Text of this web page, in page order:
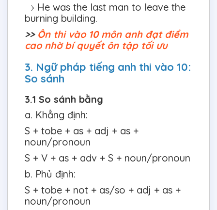
He was the last man to leave the
burning building.
>>Ôn thi vào 10 môn anh đạt điểm
cao nhờ bí quyết ôn tập tối ưu
3. Ngữ pháp tiếng anh thi vào 10:
So sánh
3.1 So sánh bằng
a. Khẳng định:
S + tobe + as + adj + as +
noun/pronoun
S + V + as + adv + S + noun/pronoun
b. Phủ định:
S + tobe + not + as/so + adj + as +
noun/pronoun